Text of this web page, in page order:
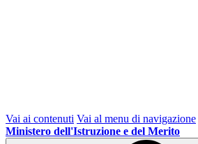
Vai ai contenuti Vai al menu di navigazione
Ministero dell'Istruzione e del Merito